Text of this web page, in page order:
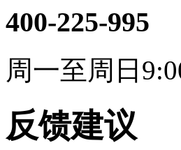
400-225-995
周一至周日
反馈建议